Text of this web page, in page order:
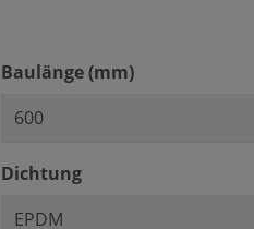
Baulänge (mm)auswählen
Dichtungauswählen